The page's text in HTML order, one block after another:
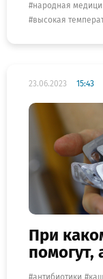
народная
высокая
23.06.2023 15:43
При
помогут,
антибиотики